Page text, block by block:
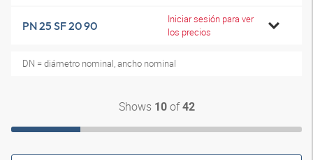
PN 25 SF 20 90
Iniciar sesión para ver
los precios
DN = diámetro nominal, ancho nominal
Shows 10of42